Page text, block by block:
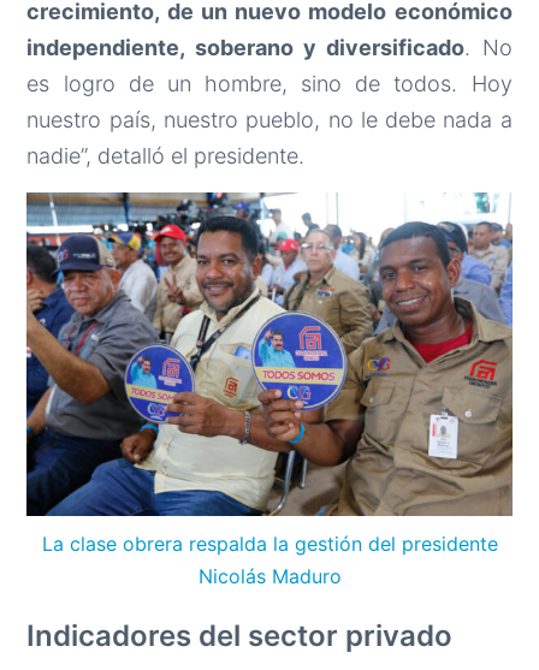
crecimiento, de un nuevo modelo económico
independiente, soberano y diversificado. No
es logro de un hombre, sino de todos. Hoy
nuestro país, nuestro pueblo, no le debe nada a
nadie”, detalló el presidente.
La clase obrera respalda la gestión del presidente
Nicolás Maduro
Indicadores del sector privado